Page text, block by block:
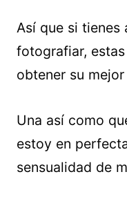
Así que si tienes
fotografiar,
obtener su
Una así como
estoy en
sensualidad de